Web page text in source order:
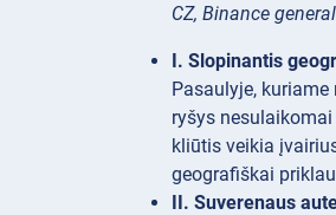
CZ, Binance
I. Slopinantis
Pasaulyje,
ryšys
kliūtis veikia
geografiškai
II. Suverenaus